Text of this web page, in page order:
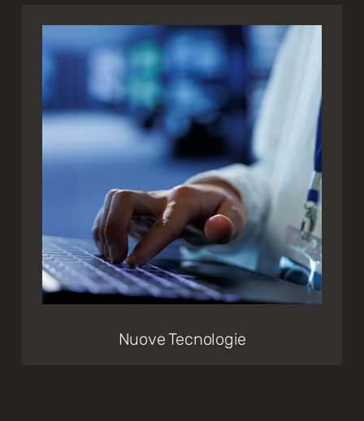
Nuove Tecnologie